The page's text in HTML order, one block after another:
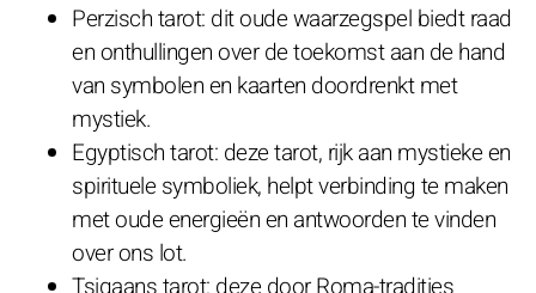
Perzisch tarot: dit oude waarzegspel biedt raad
en onthullingen over de toekomst aan de hand
van symbolen en kaarten doordrenkt met
mystiek.
Egyptisch tarot: deze tarot, rijk aan mystieke en
spirituele symboliek, helpt verbinding te maken
met oude energieën en antwoorden te vinden
over ons lot.